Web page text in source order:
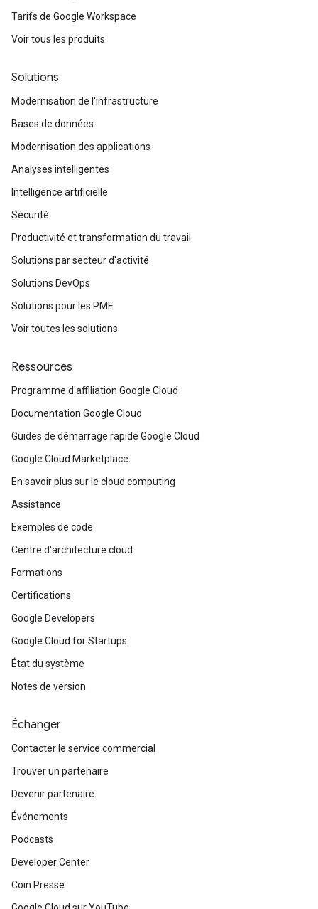
Tarifs de Google Workspace
Voir tous les produits
Solutions
Modernisation de l'infrastructure
Bases de données
Modernisation des applications
Analyses intelligentes
Intelligence artificielle
Sécurité
Productivité et transformation du travail
Solutions par secteur d'activité
Solutions DevOps
Solutions pour les PME
Voir toutes les solutions
Ressources
Programme d'affiliation Google Cloud
Documentation Google Cloud
Guides de démarrage rapide Google Cloud
Google Cloud Marketplace
En savoir plus sur le cloud computing
Assistance
Exemples de code
Centre d'architecture cloud
Formations
Certifications
Google Developers
Google Cloud for Startups
État du système
Notes de version
Échanger
Contacter le service commercial
Trouver un partenaire
Devenir partenaire
Événements
Podcasts
Developer Center
Coin Presse